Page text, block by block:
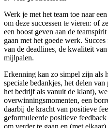
Werk je met het team toe naar
om deze successen te vieren: of
een boost geven aan de
gaan met het goede werk.
van de deadlines, de kwaliteit
mijlpalen.
Erkenning kan zo simpel zijn als
speciale bedankjes, het delen
het bedrijf als vanuit de klant),
overwinningsmomenten, een
daarbij de kracht van positieve
geformuleerde positieve
om verder te gaan en (met